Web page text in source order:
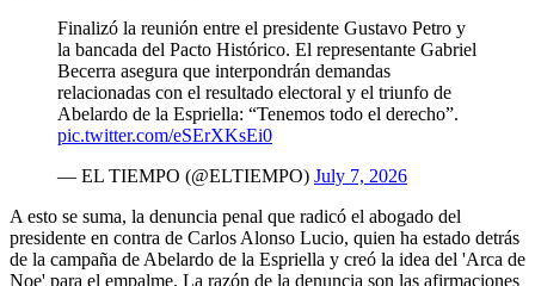
Finalizó la reunión entre el presidente Gustavo Petro y
la bancada del Pacto Histórico. El representante Gabriel
Becerra asegura que interpondrán demandas
relacionadas con el resultado electoral y el triunfo de
Abelardo de la Espriella: “Tenemos todo el derecho”.
pic.twitter.com/eSErXKsEi0
— EL TIEMPO (@ELTIEMPO) July 7, 2026
A esto se suma, la denuncia penal que radicó el abogado del
presidente en contra de Carlos Alonso Lucio, quien ha estado detrás
de la campaña de Abelardo de la Espriella y creó la idea del 'Arca de
Noe' para el empalme. La razón de la denuncia son las afirmaciones